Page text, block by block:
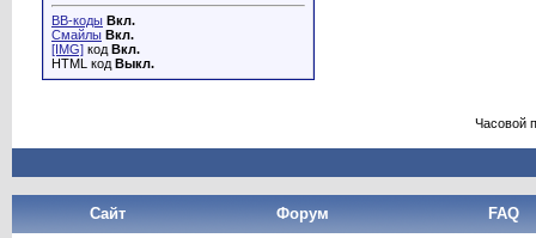
BB-коды Вкл.
Смайлы Вкл.
[IMG] код Вкл.
HTML код Выкл.
Часовой
Сайт Форум FAQ